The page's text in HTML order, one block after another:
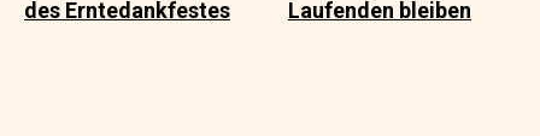
des Erntedankfestes
Laufenden bleiben